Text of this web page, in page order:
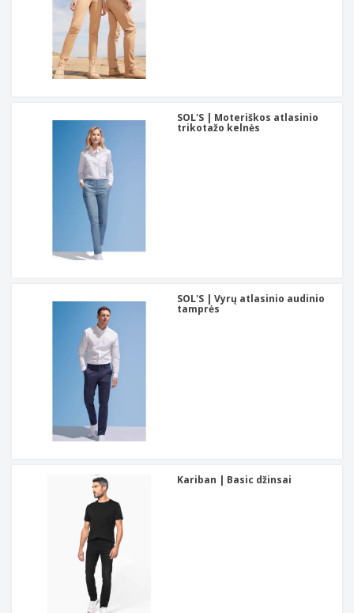
SOL'S | Moteriškos atlasinio
trikotažo kelnės
SOL'S | Vyrų atlasinio audinio
tamprės
Kariban | Basic džinsai